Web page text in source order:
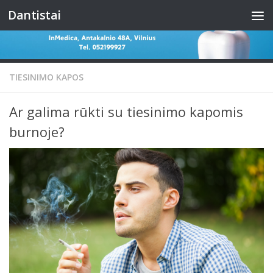
Skip to content
Dantistai
TIESINIMO KAPOS
Ar galima rūkti su tiesinimo kapomis
burnoje?